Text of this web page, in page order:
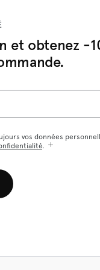
et obtenez -
vos données
.